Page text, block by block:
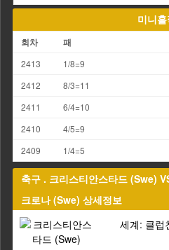
미니
회차 패
2413 1/8=9
2412
8/3=11
2411
6/4=10
2410
4/5=9
2409
1/4=5
축구 . 크리스티안스타드 (Swe)
크로나 (Swe) 상세정보
세계: 클럽